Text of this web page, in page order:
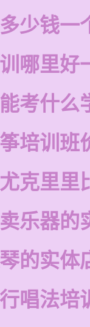
少钱一
哪里好
考什么
培训班
克里里
乐器的
的实体
唱法培